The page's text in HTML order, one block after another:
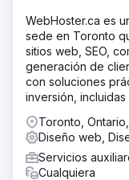
WebHoster.ca es
sede en Toronto
sitios web, SEO,
generación de
con soluciones
inversión, incluidas
Toronto,
Diseño web,
Servicios
Cualquiera